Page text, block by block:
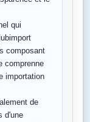
qui
composant
comprenne
importation
de
d'une